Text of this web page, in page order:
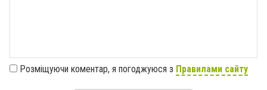
Розміщуючи коментар, я погоджуюся з Правилами сайту